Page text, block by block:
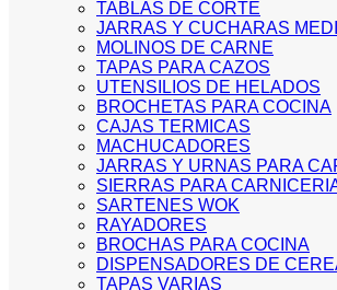
TABLAS DE CORTE
JARRAS Y CUCHARAS
MOLINOS DE CARNE
TAPAS PARA CAZOS
UTENSILIOS DE HELADOS
BROCHETAS PARA COCINA
CAJAS TERMICAS
MACHUCADORES
JARRAS Y URNAS PARA
SIERRAS PARA
SARTENES WOK
RAYADORES
BROCHAS PARA COCINA
DISPENSADORES DE
TAPAS VARIAS